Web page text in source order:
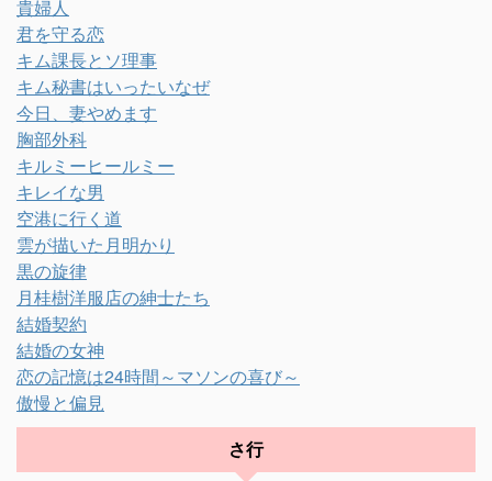
貴婦人
君を守る恋
キム課長とソ理事
キム秘書はいったいなぜ
今日、妻やめます
胸部外科
キルミーヒールミー
キレイな男
空港に行く道
雲が描いた月明かり
黒の旋律
月桂樹洋服店の紳士たち
結婚契約
結婚の女神
恋の記憶は24時間～マソンの喜び～
傲慢と偏見
さ行